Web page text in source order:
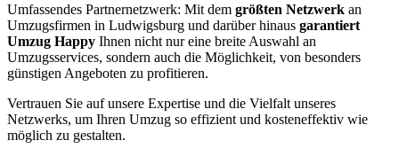
Umfassendes Partnernetzwerk: Mit dem größten Netzwerk an
Umzugsfirmen in Ludwigsburg und darüber hinaus garantiert
Umzug Happy Ihnen nicht nur eine breite Auswahl an
Umzugsservices, sondern auch die Möglichkeit, von besonders
günstigen Angeboten zu profitieren.
Vertrauen Sie auf unsere Expertise und die Vielfalt unseres
Netzwerks, um Ihren Umzug so effizient und kosteneffektiv wie
möglich zu gestalten.